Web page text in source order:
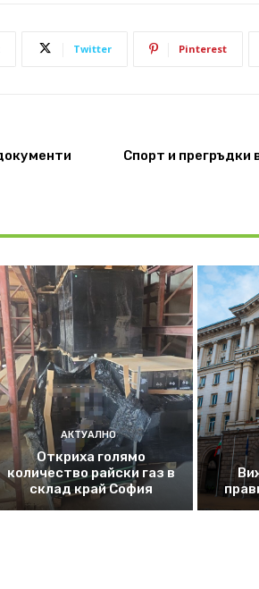
Twitter Pinterest
Спорт и прегръдки
АКТУАЛНО
Откриха голямо
количество райски газ в
склад край София